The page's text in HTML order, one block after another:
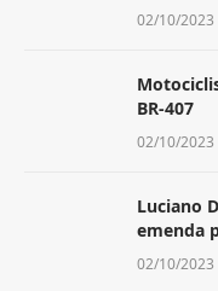
02/10/2023
BR-407
02/10/2023
Luciano
emenda
02/10/2023